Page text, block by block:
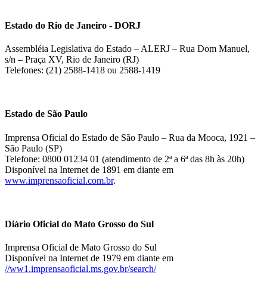
Estado do Rio de Janeiro - DORJ
Assembléia Legislativa do Estado – ALERJ – Rua Dom Manuel,
s/n – Praça XV, Rio de Janeiro (RJ)
Telefones: (21) 2588-1418 ou 2588-1419
Estado de São Paulo
Imprensa Oficial do Estado de São Paulo – Rua da Mooca, 1921 –
São Paulo (SP)
Telefone: 0800 01234 01 (atendimento de 2ª a 6ª das 8h às 20h)
Disponível na Internet de 1891 em diante em
www.imprensaoficial.com.br.
Diário Oficial do Mato Grosso do Sul
Imprensa Oficial de Mato Grosso do Sul
Disponível na Internet de 1979 em diante em
//ww1.imprensaoficial.ms.gov.br/search/